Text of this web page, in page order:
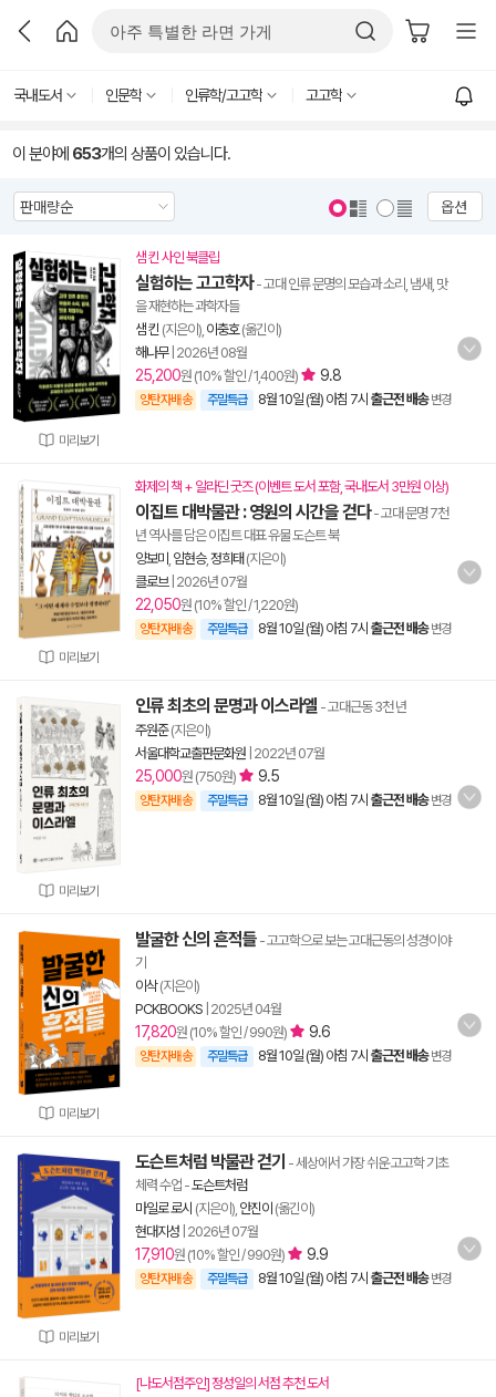
국내도서 인문학 인류학/고고학 고고학
이 분야에 653개의 상품이 있습니다.
옵션
미리보기
샘 킨 사인 북클립
실험하는 고고학자- 고대 인류 문명의 모습과 소리, 냄새, 맛
을 재현하는 과학자들
샘 킨 (지은이), 이충호(옮긴이)
해나무| 2026년 08월
25,200원 (10% 할인 / 1,400원) 9.8
양탄자배송 주말특급 8월 10일 (월) 아침 7시 출근전 배송 변경
미리보기
화제의 책 + 알라딘 굿즈 (이벤트 도서 포함, 국내도서 3만원 이상)
이집트 대박물관 : 영원의 시간을 걷다- 고대 문명 7천
년 역사를 담은 이집트 대표 유물 도슨트 북
양보미 임현승, 정희태 (지은이)
클로브| 2026년 07월
22,050원 (10% 할인 / 1,220원)
양탄자배송 주말특급 8월 10일 (월) 아침 7시 출근전 배송 변경
미리보기
인류 최초의 문명과 이스라엘 - 고대근동 3천 년
주원준(지은이)
서울대학교출판문화원 2022년 07월
25,000원 (750원) 9.5
양탄자배송 주말특급 8월 10일 (월) 아침 7시 출근전 배송 변경
미리보기
발굴한 신의 흔적들 - 고고학으로 보는 고대근동의 성경이야
기
이삭(지은이)
PCKBOOKS 2025년 04월
17,820원 (10% 할인 / 990원) 9.6
양탄자배송 주말특급 8월 10일 (월) 아침 7시 출근전 배송 변경
미리보기
도슨트처럼 박물관 걷기 - 세상에서 가장 쉬운 고고학 기초
체력 수업 -도슨트처럼
마일로 로시 (지은이), 안진이 (옮긴이)
현대지성 2026년 07월
17,910원 (10% 할인 / 990원) 9.9
양탄자배송 주말특급 8월 10일 (월) 아침 7시 출근전 배송 변경
[나도서점주인] 정성일의 서점 추천 도서